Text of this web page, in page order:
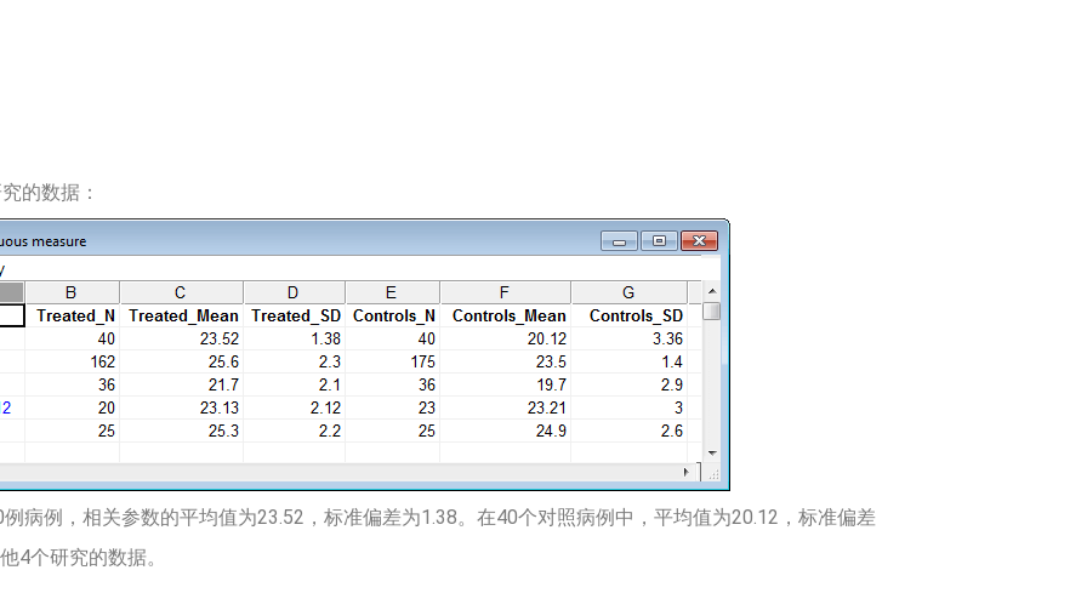
的数据：
病例，相关参数的平均值为23.52，标准偏差为1.38。在40个对照病例中，平均值为20.12，标准偏差
4个研究的数据。